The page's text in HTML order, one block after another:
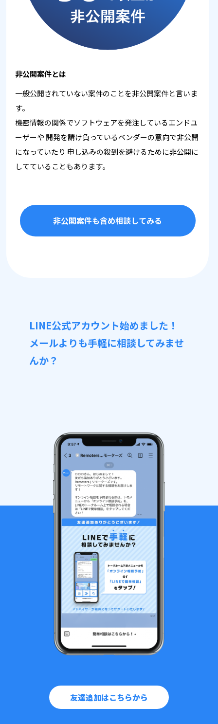
非公開案件とは
一般公開されていない案件のことを非公開案件と言いま
す。
機密情報の関係でソフトウェアを発注しているエンドユ
ーザーや 開発を請け負っているベンダーの意向で非公開
になっていたり 申し込みの殺到を避けるために非公開に
してていることもあります。
非公開案件も含め相談してみる
LINE公式アカウント始めました！
メールよりも手軽に相談してみませ
んか？
友達追加はこちらから